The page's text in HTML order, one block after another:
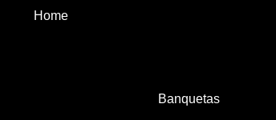
Home
Banquetas